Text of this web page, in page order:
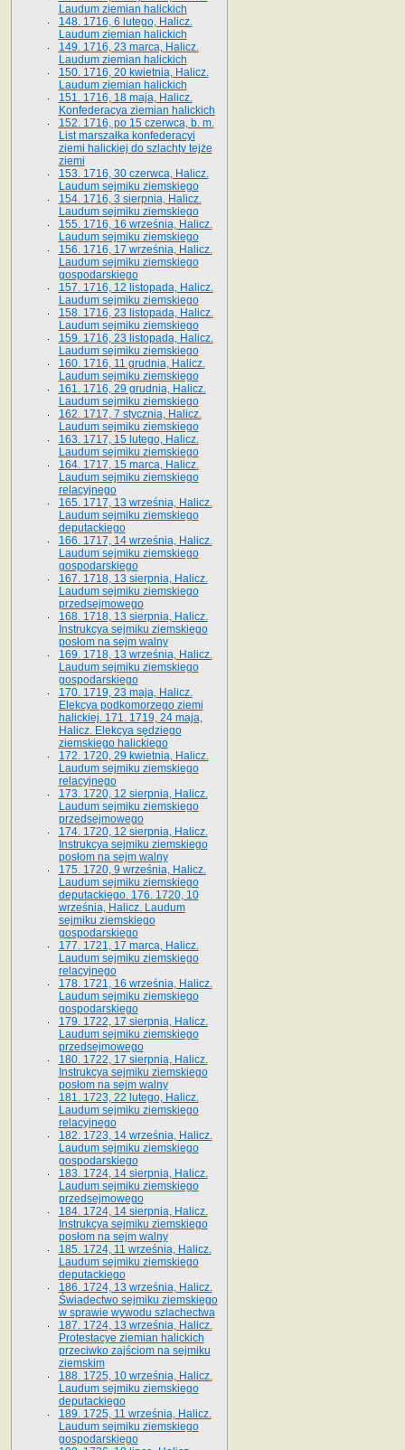
Laudum ziemian halickich
148. 1716, 6 lutego, Halicz.
Laudum ziemian halickich
149. 1716, 23 marca, Halicz.
Laudum ziemian halickich
150. 1716, 20 kwietnia, Halicz.
Laudum ziemian halickich
151. 1716, 18 maja, Halicz.
Konfederacya ziemian halickich
152. 1716, po 15 czerwca, b. m.
List marszałka konfederacyi
ziemi halickiej do szlachty tejże
ziemi
153. 1716, 30 czerwca, Halicz.
Laudum sejmiku ziemskiego
154. 1716, 3 sierpnia, Halicz.
Laudum sejmiku ziemskiego
155. 1716, 16 września, Halicz.
Laudum sejmiku ziemskiego
156. 1716, 17 września, Halicz.
Laudum sejmiku ziemskiego
gospodarskiego
157. 1716, 12 listopada, Halicz.
Laudum sejmiku ziemskiego
158. 1716, 23 listopada, Halicz.
Laudum sejmiku ziemskiego
159. 1716, 23 listopada, Halicz.
Laudum sejmiku ziemskiego
160. 1716, 11 grudnia, Halicz.
Laudum sejmiku ziemskiego
161. 1716, 29 grudnia, Halicz.
Laudum sejmiku ziemskiego
162. 1717, 7 stycznia, Halicz.
Laudum sejmiku ziemskiego
163. 1717, 15 lutego, Halicz.
Laudum sejmiku ziemskiego
164. 1717, 15 marca, Halicz.
Laudum sejmiku ziemskiego
relacyjnego
165. 1717, 13 września, Halicz.
Laudum sejmiku ziemskiego
deputackiego
166. 1717, 14 września, Halicz.
Laudum sejmiku ziemskiego
gospodarskiego
167. 1718, 13 sierpnia, Halicz.
Laudum sejmiku ziemskiego
przedsejmowego
168. 1718, 13 sierpnia, Halicz.
Instrukcya sejmiku ziemskiego
posłom na sejm walny
169. 1718, 13 września, Halicz.
Laudum sejmiku ziemskiego
gospodarskiego
170. 1719, 23 maja, Halicz.
Elekcya podkomorzego ziemi
halickiej. 171. 1719, 24 maja,
Halicz. Elekcya sędziego
ziemskiego halickiego
172. 1720, 29 kwietnia, Halicz.
Laudum sejmiku ziemskiego
relacyjnego
173. 1720, 12 sierpnia, Halicz.
Laudum sejmiku ziemskiego
przedsejmowego
174. 1720, 12 sierpnia, Halicz.
Instrukcya sejmiku ziemskiego
posłom na sejm walny
175. 1720, 9 września, Halicz.
Laudum sejmiku ziemskiego
deputackiego. 176. 1720, 10
września, Halicz. Laudum
sejmiku ziemskiego
gospodarskiego
177. 1721, 17 marca, Halicz.
Laudum sejmiku ziemskiego
relacyjnego
178. 1721, 16 września, Halicz.
Laudum sejmiku ziemskiego
gospodarskiego
179. 1722, 17 sierpnia, Halicz.
Laudum sejmiku ziemskiego
przedsejmowego
180. 1722, 17 sierpnia, Halicz.
Instrukcya sejmiku ziemskiego
posłom na sejm walny
181. 1723, 22 lutego, Halicz.
Laudum sejmiku ziemskiego
relacyjnego
182. 1723, 14 września, Halicz.
Laudum sejmiku ziemskiego
gospodarskiego
183. 1724, 14 sierpnia, Halicz.
Laudum sejmiku ziemskiego
przedsejmowego
184. 1724, 14 sierpnia, Halicz.
Instrukcya sejmiku ziemskiego
posłom na sejm walny
185. 1724, 11 września, Halicz.
Laudum sejmiku ziemskiego
deputackiego
186. 1724, 13 września, Halicz.
Świadectwo sejmiku ziemskiego
w sprawie wywodu szlachectwa
187. 1724, 13 września, Halicz.
Protestacye ziemian halickich
przeciwko zajściom na sejmiku
ziemskim
188. 1725, 10 września, Halicz.
Laudum sejmiku ziemskiego
deputackiego
189. 1725, 11 września, Halicz.
Laudum sejmiku ziemskiego
gospodarskiego